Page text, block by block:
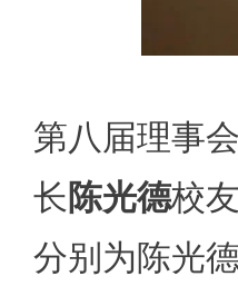
第八届理事
长 陈光德校
分别为陈光